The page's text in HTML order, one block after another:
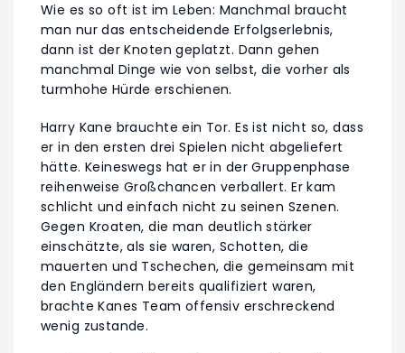
Wie es so oft ist im Leben: Manchmal braucht
man nur das entscheidende Erfolgserlebnis,
dann ist der Knoten geplatzt. Dann gehen
manchmal Dinge wie von selbst, die vorher als
turmhohe Hürde erschienen.
Harry Kane brauchte ein Tor. Es ist nicht so, dass
er in den ersten drei Spielen nicht abgeliefert
hätte. Keineswegs hat er in der Gruppenphase
reihenweise Großchancen verballert. Er kam
schlicht und einfach nicht zu seinen Szenen.
Gegen Kroaten, die man deutlich stärker
einschätzte, als sie waren, Schotten, die
mauerten und Tschechen, die gemeinsam mit
den Engländern bereits qualifiziert waren,
brachte Kanes Team offensiv erschreckend
wenig zustande.